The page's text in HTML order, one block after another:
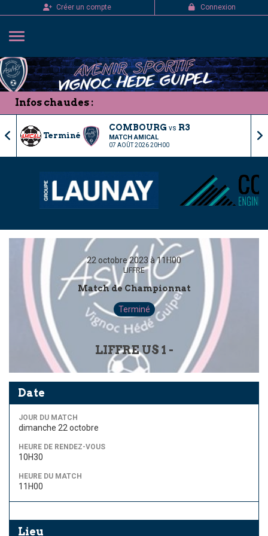
Créer un compte Connexion
Infos chaudes :
Terminé
COMBOURG vs R3
MATCH AMICAL
07 AOÛT 2026 20H00
22 octobre 2023 à 11H00
LIFFRE
Match de Championnat
Terminé
LIFFRE US 1 -
Date
JOUR DU MATCH
dimanche 22 octobre
HEURE DE RENDEZ-VOUS
10H30
HEURE DU MATCH
11H00
Lieu
Panneau de gestion des cookies